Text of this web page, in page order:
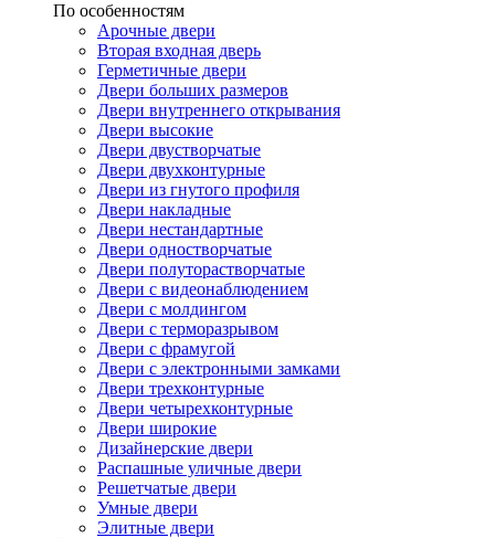
По особенностям
Арочные двери
Вторая входная дверь
Герметичные двери
Двери больших размеров
Двери внутреннего открывания
Двери высокие
Двери двустворчатые
Двери двухконтурные
Двери из гнутого профиля
Двери накладные
Двери нестандартные
Двери одностворчатые
Двери полуторастворчатые
Двери с видеонаблюдением
Двери с молдингом
Двери с терморазрывом
Двери с фрамугой
Двери с электронными замками
Двери трехконтурные
Двери четырехконтурные
Двери широкие
Дизайнерские двери
Распашные уличные двери
Решетчатые двери
Умные двери
Элитные двери